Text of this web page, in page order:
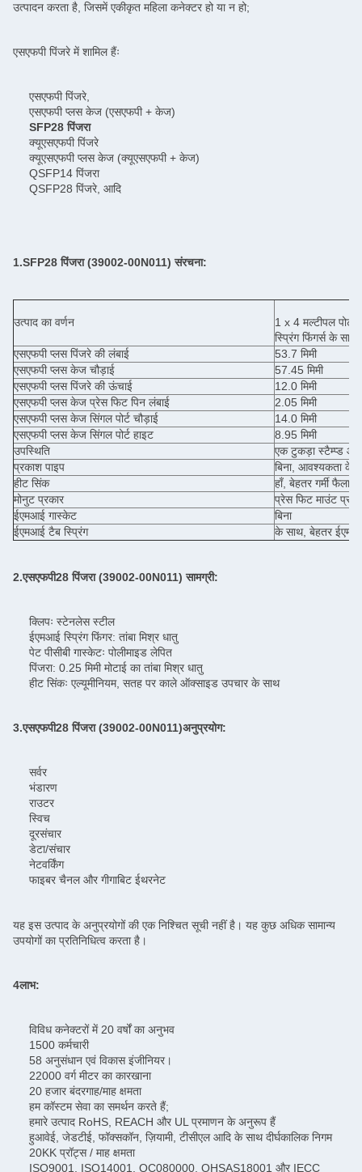
उत्पादन करता है, जिसमें एकीकृत महिला कनेक्टर हो या न हो;
एसएफपी पिंजरे में शामिल हैंः
एसएफपी पिंजरे,
एसएफपी प्लस केज (एसएफपी + केज)
SFP28 पिंजरा
क्यूएसएफपी पिंजरे
क्यूएसएफपी प्लस केज (क्यूएसएफपी + केज)
QSFP14 पिंजरा
QSFP28 पिंजरे, आदि
1.SFP28 पिंजरा (39002-00N011) संरचना:
उत्पाद का वर्णन
1 x 4 मल्टीपल
स्प्रिंग फिंगर्स के
एसएफपी प्लस पिंजरे की लंबाई
53.7 मिमी
एसएफपी प्लस केज चौड़ाई
57.45 मिमी
एसएफपी प्लस पिंजरे की ऊंचाई
12.0 मिमी
एसएफपी प्लस केज प्रेस फिट पिन लंबाई
2.05 मिमी
एसएफपी प्लस केज सिंगल पोर्ट चौड़ाई
14.0 मिमी
एसएफपी प्लस केज सिंगल पोर्ट हाइट
8.95 मिमी
उपस्थिति
एक टुकड़ा स्टैम्प्ड और
प्रकाश पाइप
बिना, आवश्यकता के
हीट सिंक
हाँ, बेहतर गर्मी
मोनुट प्रकार
प्रेस फिट माउंट
ईएमआई गास्केट
बिना
ईएमआई टैब स्प्रिंग
के साथ, बेहतर
2.एसएफपी28 पिंजरा (39002-00N011) सामग्री:
क्लिपः स्टेनलेस स्टील
ईएमआई स्प्रिंग फिंगर: तांबा मिश्र धातु
पेट पीसीबी गास्केटः पोलीमाइड लेपित
पिंजरा: 0.25 मिमी मोटाई का तांबा मिश्र धातु
हीट सिंकः एल्यूमीनियम, सतह पर काले ऑक्साइड उपचार के साथ
3.एसएफपी28 पिंजरा (39002-00N011)अनुप्रयोग:
सर्वर
भंडारण
राउटर
स्विच
दूरसंचार
डेटा/संचार
नेटवर्किंग
फाइबर चैनल और गीगाबिट ईथरनेट
यह इस उत्पाद के अनुप्रयोगों की एक निश्चित सूची नहीं है। यह कुछ अधिक सामान्य
उपयोगों का प्रतिनिधित्व करता है।
4लाभ:
विविध कनेक्टरों में 20 वर्षों का अनुभव
1500 कर्मचारी
58 अनुसंधान एवं विकास इंजीनियर।
22000 वर्ग मीटर का कारखाना
20 हजार बंदरगाह/माह क्षमता
हम कॉस्टम सेवा का समर्थन करते हैं;
हमारे उत्पाद RoHS, REACH और UL प्रमाणन के अनुरूप हैं
हुआवेई, जेडटीई, फॉक्सकॉन, ज़ियामी, टीसीएल आदि के साथ दीर्घकालिक निगम
20KK प्रॉट्स / माह क्षमता
ISO9001, ISO14001, QC080000, OHSAS18001 और IECC